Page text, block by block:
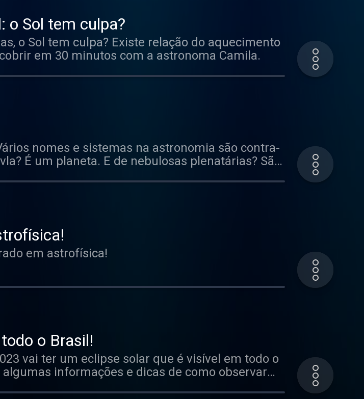
o Sol tem culpa?
o Sol tem culpa? Existe relação do aquecimento
em 30 minutos com a astronoma Camila.
nomes e sistemas na astronomia são contra-
É um planeta. E de nebulosas plenatárias? São
com a astronoma Camila quais são esses
confusos!
em astrofísica!
o Brasil!
vai ter um eclipse solar que é visível em todo o
informações e dicas de como observar
casa com a astronoma Camila!